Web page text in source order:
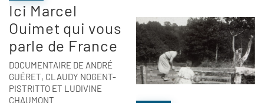
Ici Marcel
Ouimet qui vous
parle de France
DOCUMENTAIRE DE ANDRÉ
GUÉRET, CLAUDY NOGENT-
PISTRITTO ET LUDIVINE
CHAUMONT